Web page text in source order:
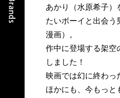
あかり（水原希子）
たいボーイと出会う
漫画）。
作中に登場する架空
しました！
映画では幻に終わっ
ほかにも、今もっ